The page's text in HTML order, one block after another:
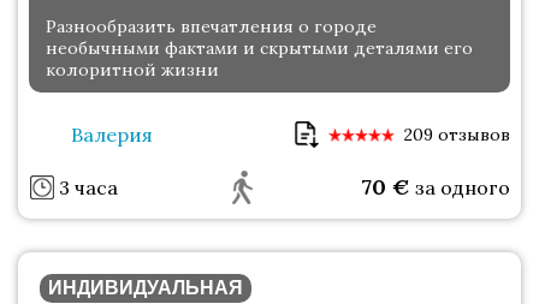
Разнообразить впечатления о городе
необычными фактами и скрытыми деталями его
колоритной жизни
Валерия 209 отзывов
3 часа 70 € за одного
ИНДИВИДУАЛЬНАЯ